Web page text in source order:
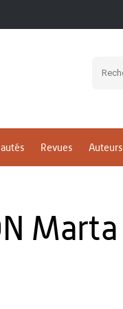
Revues Auteurs
Marta